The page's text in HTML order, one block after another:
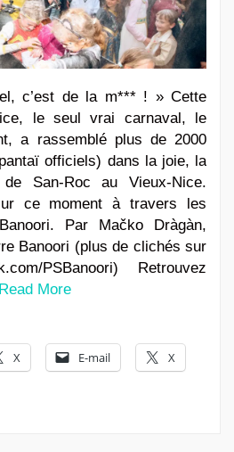
c’est de la m*** ! » Cette
le seul vrai carnaval, le
a rassemblé plus de 2000
officiels) dans la joie, la
San-Roc au Vieux-Nice.
ce moment à travers les
Par Mačko Dràgàn,
Banoori (plus de clichés sur
PSBanoori) Retrouvez
Read More
X E-mail X